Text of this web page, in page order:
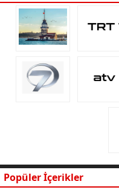
Popüler İçerikler